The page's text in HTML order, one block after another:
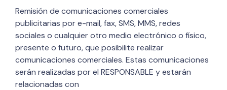
Remisión de comunicaciones comerciales
publicitarias por e-mail, fax, SMS, MMS, redes
sociales o cualquier otro medio electrónico o físico,
presente o futuro, que posibilite realizar
comunicaciones comerciales. Estas comunicaciones
serán realizadas por el RESPONSABLE y estarán
relacionadas con